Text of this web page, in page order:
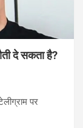
दे सकता है?
पर